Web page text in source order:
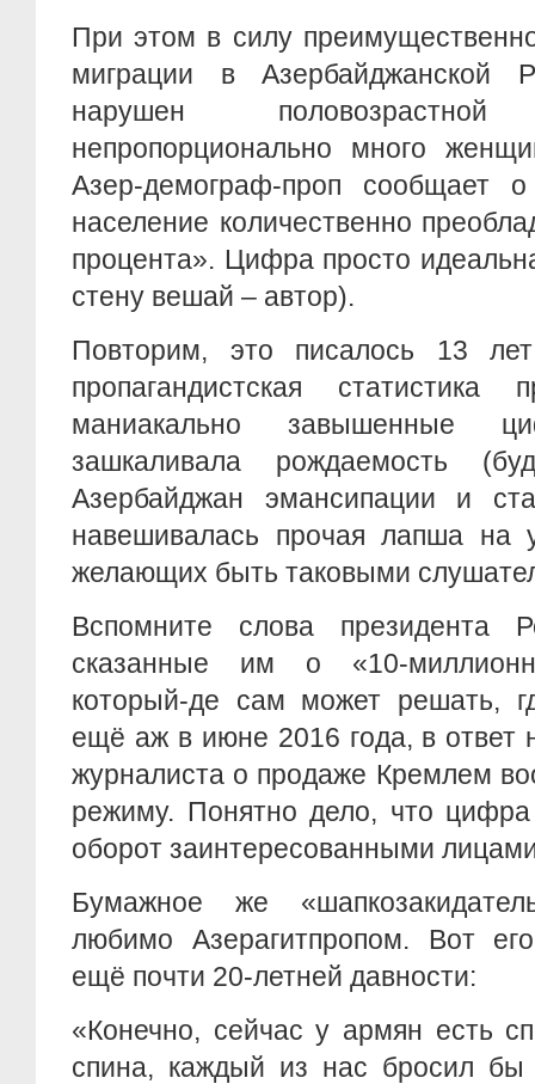
При этом в силу
миграции в Азербайджанской
нарушен
непропорционально много
Азер-демограф-проп сообщает
население количественно
процента». Цифра просто
стену вешай – автор).
Повторим, это писалось 13
пропагандистская статистика
маниакально завышенные
зашкаливала рождаемость
Азербайджан эмансипации и
навешивалась прочая лапша на
желающих быть таковыми
Вспомните слова президента
сказанные им о «10-
который-де сам может решать,
ещё аж в июне 2016 года, в ответ
журналиста о продаже Кремлем
режиму. Понятно дело, что
оборот заинтересованными
Бумажное же
любимо Азерагитпропом. Вот
ещё почти 20-летней давности:
«Конечно, сейчас у армян есть
спина, каждый из нас бросил